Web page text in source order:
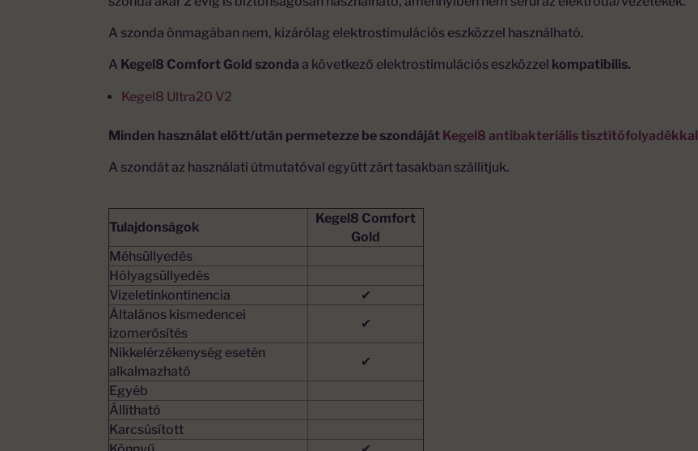
A szonda önmagában nem, kizárólag elektrostimulációs eszközzel használható.
A Kegel8 Comfort Gold szonda a következő elektrostimulációs eszközzel kompatibilis.
Kegel8 Ultra20 V2
Minden használat előtt/után permetezze be szondáját Kegel8 antibakteriális tisztítófolyadékkal
A szondát az használati útmutatóval együtt zárt tasakban szállítjuk.
Tulajdonságok
Kegel8 Comfort
Gold
Méhsüllyedés
Hólyagsüllyedés
Vizeletinkontinencia
✔
Általános kismedencei
izomerősítés
✔
Nikkelérzékenység esetén
alkalmazható
✔
Egyéb
Állítható
Karcsúsított